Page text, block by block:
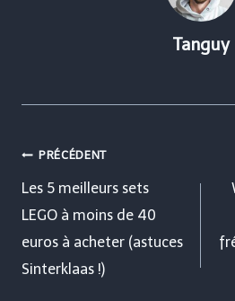
Tanguy
Navigation
de
l’article
PRÉCÉDENT
Les 5 meilleurs sets
LEGO à moins de 40
euros à acheter (astuces
Sinterklaas !)